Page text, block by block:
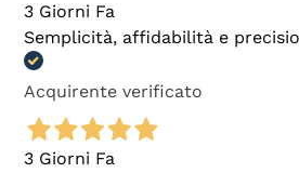
3 Giorni Fa
Semplicità, affidabilità e
Acquirente verificato
3 Giorni Fa